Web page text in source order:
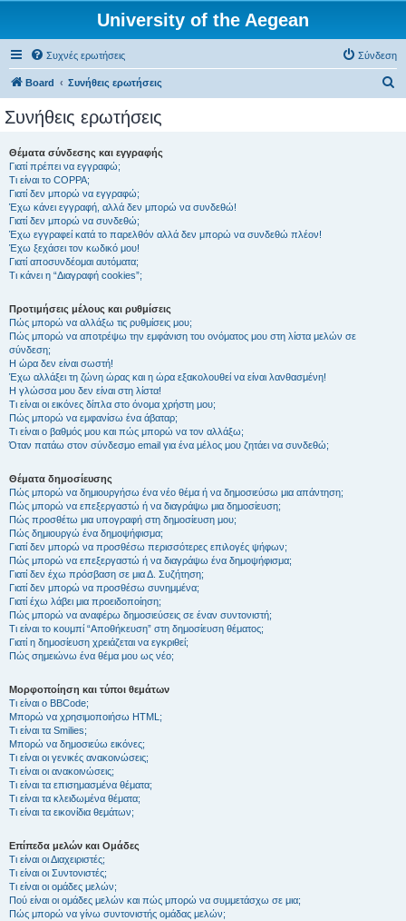
University of the Aegean
Συχνές ερωτήσεις Σύνδεση
Board Συνήθεις ερωτήσεις
Συνήθεις ερωτήσεις
Θέματα σύνδεσης και εγγραφής
Γιατί πρέπει να εγγραφώ;
Τι είναι το COPPA;
Γιατί δεν μπορώ να εγγραφώ;
Έχω κάνει εγγραφή, αλλά δεν μπορώ να συνδεθώ!
Γιατί δεν μπορώ να συνδεθώ;
Έχω εγγραφεί κατά το παρελθόν αλλά δεν μπορώ να συνδεθώ πλέον!
Έχω ξεχάσει τον κωδικό μου!
Γιατί αποσυνδέομαι αυτόματα;
Τι κάνει η “Διαγραφή cookies”;
Προτιμήσεις μέλους και ρυθμίσεις
Πώς μπορώ να αλλάξω τις ρυθμίσεις μου;
Πώς μπορώ να αποτρέψω την εμφάνιση του ονόματος μου στη λίστα μελών σε
σύνδεση;
Η ώρα δεν είναι σωστή!
Έχω αλλάξει τη ζώνη ώρας και η ώρα εξακολουθεί να είναι λανθασμένη!
Η γλώσσα μου δεν είναι στη λίστα!
Τι είναι οι εικόνες δίπλα στο όνομα χρήστη μου;
Πώς μπορώ να εμφανίσω ένα άβαταρ;
Τι είναι ο βαθμός μου και πώς μπορώ να τον αλλάξω;
Όταν πατάω στον σύνδεσμο email για ένα μέλος μου ζητάει να συνδεθώ;
Θέματα δημοσίευσης
Πώς μπορώ να δημιουργήσω ένα νέο θέμα ή να δημοσιεύσω μια απάντηση;
Πώς μπορώ να επεξεργαστώ ή να διαγράψω μια δημοσίευση;
Πώς προσθέτω μια υπογραφή στη δημοσίευση μου;
Πώς δημιουργώ ένα δημοψήφισμα;
Γιατί δεν μπορώ να προσθέσω περισσότερες επιλογές ψήφων;
Πώς μπορώ να επεξεργαστώ ή να διαγράψω ένα δημοψήφισμα;
Γιατί δεν έχω πρόσβαση σε μια Δ. Συζήτηση;
Γιατί δεν μπορώ να προσθέσω συνημμένα;
Γιατί έχω λάβει μια προειδοποίηση;
Πώς μπορώ να αναφέρω δημοσιεύσεις σε έναν συντονιστή;
Τι είναι το κουμπί “Αποθήκευση” στη δημοσίευση θέματος;
Γιατί η δημοσίευση χρειάζεται να εγκριθεί;
Πώς σημειώνω ένα θέμα μου ως νέο;
Μορφοποίηση και τύποι θεμάτων
Τι είναι ο BBCode;
Μπορώ να χρησιμοποιήσω HTML;
Τι είναι τα Smilies;
Μπορώ να δημοσιεύω εικόνες;
Τι είναι οι γενικές ανακοινώσεις;
Τι είναι οι ανακοινώσεις;
Τι είναι τα επισημασμένα θέματα;
Τι είναι τα κλειδωμένα θέματα;
Τι είναι τα εικονίδια θεμάτων;
Επίπεδα μελών και Ομάδες
Τι είναι οι Διαχειριστές;
Τι είναι οι Συντονιστές;
Τι είναι οι ομάδες μελών;
Πού είναι οι ομάδες μελών και πώς μπορώ να συμμετάσχω σε μια;
Πώς μπορώ να γίνω συντονιστής ομάδας μελών;